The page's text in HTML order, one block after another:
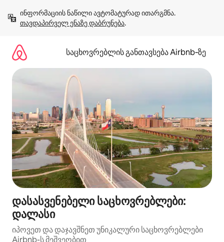
გადასვლა
თავდაპირველ ენაზე დაბრუნება.
საცხოვრებლის განთავსება Airbnb‑ზე
დასასვენებელი საცხოვრებლები:
დალასი
იპოვეთ და დაჯავშნეთ უნიკალური საცხოვრებლები
Airbnb-ს მეშვეობით